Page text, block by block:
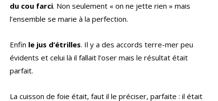
du cou farci. Non seulement « on ne jette rien » mais
l’ensemble se marie à la perfection.
Enfin le jus d’étrilles. Il y a des accords terre-mer peu
évidents et celui là il fallait l’oser mais le résultat était
parfait.
La cuisson de foie était, faut il le préciser, parfaite : il était